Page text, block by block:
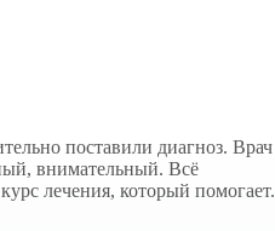
поставили диагноз. Врач
внимательный. Всё
лечения, который помогает.